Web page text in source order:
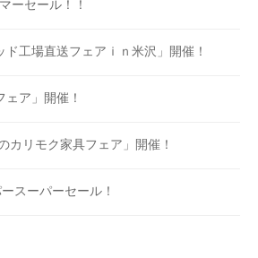
ーセール！！
工場直送フェアｉｎ米沢」開催！
ア」開催！
カリモク家具フェア」開催！
スーパーセール！